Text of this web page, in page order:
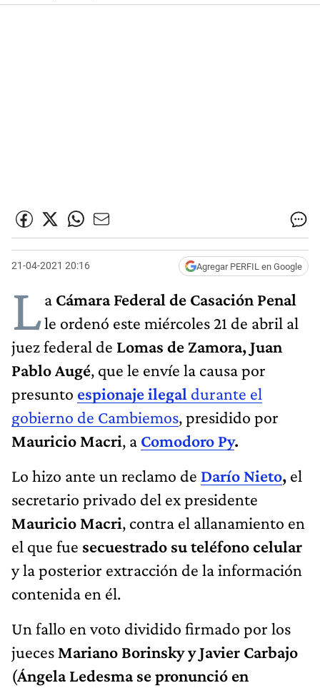
21-04-2021 20:16 Agregar PERFIL en Google
La Cámara Federal de Casación Penal
le ordenó este miércoles 21 de abril al
juez federal de Lomas de Zamora, Juan
Pablo Augé, que le envíe la causa por
presunto espionaje ilegal durante el
gobierno de Cambiemos, presidido por
Mauricio Macri, a Comodoro Py.
Lo hizo ante un reclamo de Darío Nieto, el
secretario privado del ex presidente
Mauricio Macri, contra el allanamiento en
el que fue secuestrado su teléfono celular
y la posterior extracción de la información
contenida en él.
Un fallo en voto dividido firmado por los
jueces Mariano Borinsky y Javier Carbajo
(Ángela Ledesma se pronunció en